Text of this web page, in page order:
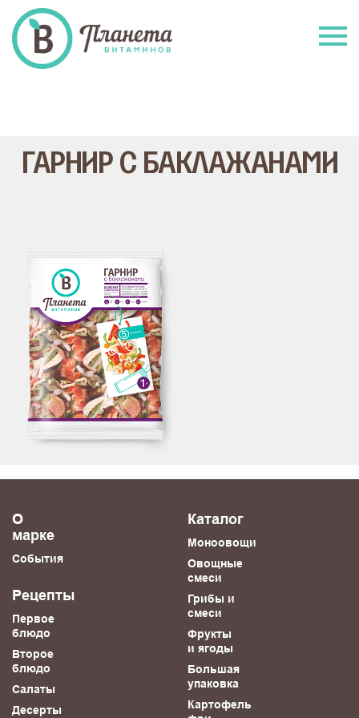
ГАРНИР С БАКЛАЖАНАМИ
О
марке
События
Рецепты
Первое
блюдо
Второе
блюдо
Салаты
Десерты
Каталог
Моноовощи
Овощные
смеси
Грибы и
смеси
Фрукты
и ягоды
Большая
упаковка
Картофель